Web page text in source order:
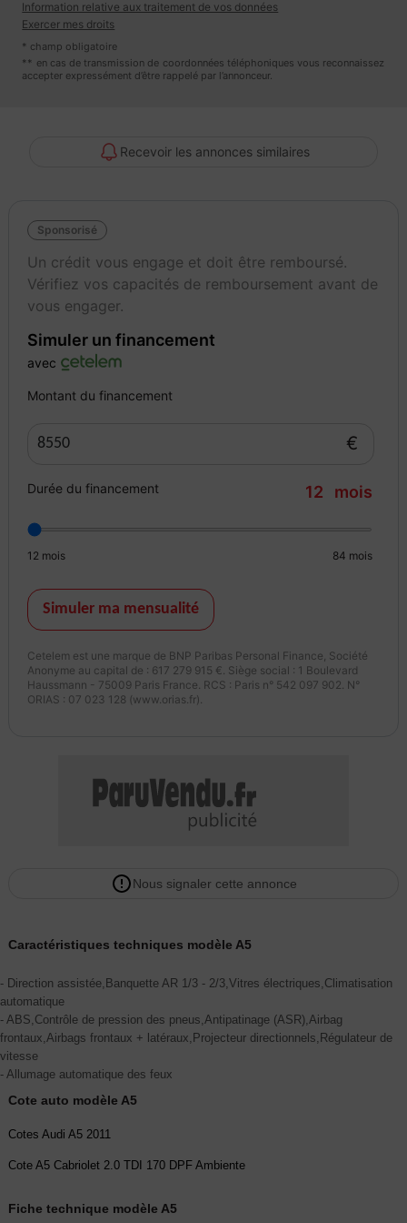
Kit de réparation crevaison
Système Start & Stop
FLD AUTO SUR RENDEZ-VOUS Service carte grise sur place.
Reprise possible AUTO MOTO Rachat de votre ancien véhicule
Information relative aux traitement de vos données
Exercer mes droits
* champ obligatoire
** en cas de transmission de coordonnées téléphoniques vous reconnaissez
accepter expressément d’être rappelé par l’annonceur.
Recevoir les annonces similaires
Sponsorisé
Un crédit vous engage et doit être remboursé.
Vérifiez vos capacités de remboursement avant de
vous engager.
Simuler un financement
avec
Montant du financement
€
Durée du financement 12 mois
12 mois 84 mois
Simuler ma mensualité
Cetelem est une marque de BNP Paribas Personal Finance, Société
Anonyme au capital de : 617 279 915 €. Siège social : 1 Boulevard
Haussmann - 75009 Paris France. RCS : Paris n° 542 097 902. N°
ORIAS : 07 023 128 (www.orias.fr).
Nous signaler cette annonce
Caractéristiques techniques modèle A5
- Direction assistée,Banquette AR 1/3 - 2/3,Vitres électriques,Climatisation
automatique
- ABS,Contrôle de pression des pneus,Antipatinage (ASR),Airbag
frontaux,Airbags frontaux + latéraux,Projecteur directionnels,Régulateur de
vitesse
- Allumage automatique des feux
Cote auto modèle A5
Cotes Audi A5 2011
Cote A5 Cabriolet 2.0 TDI 170 DPF Ambiente
Fiche technique modèle A5